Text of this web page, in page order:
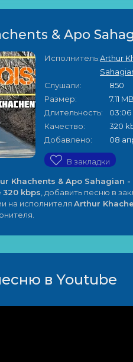
& Apo
Исполнитель:Arthur
Слушали:
850
Размер:
7.11 MB
Длительность:
03:06
Качество:
320
Добавлено:
08
В закладки
Khachents & Apo Sahagian -
320 kbps , добавить песню в
на исполнителя Arthur
в Youtube